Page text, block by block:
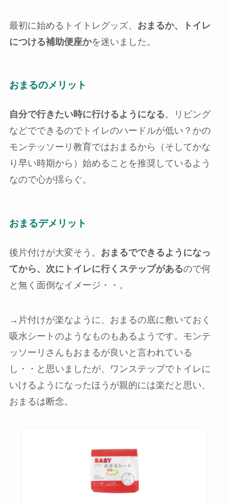
最初に始めるトイトレグッズ、 おまるか、トイレ
につける補助便座かを迷いました。
おまるのメリット
自分で行きたい時に行けるようになる。リビング
などでできるのでトイレのハードルが低い？かの
モンテッソーリ教育ではおまるから（そしてかな
り早い時期から）始めることを推奨しているよう
なので心が揺らぐ。
おまるデメリット
後片付けが大変そう。 おまるでできるようになっ
てから、次にトイレに行くステップがあるので何
と無く面倒なイメージ・・。
→片付けが楽なように、おまるの底に敷いておく
吸水シートのようなものもあるようです。モンテ
ッソーリさんもおまるが良いと言われている
し・・と思いましたが、ワンステップでトイレに
いけるようになったほうが親的には楽だと思い、
おまるは断念。